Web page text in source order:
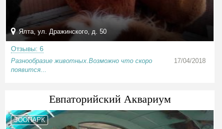
Ялта, ул. Дражинского, д. 50
Отзывы: 6
Разнообразие животных.Возможно что скоро
появится...
17/04/2018
Евпаторийский Аквариум
ЗООПАРК